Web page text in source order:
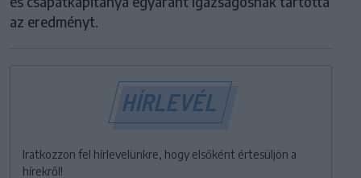
az eredményt.
HÍRLEVÉL
Iratkozzon fel hírlevelünkre, hogy elsőként értesüljön a
hírekről!